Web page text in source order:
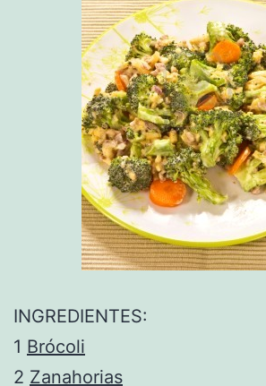
INGREDIENTES:
1 Brócoli
2 Zanahorias